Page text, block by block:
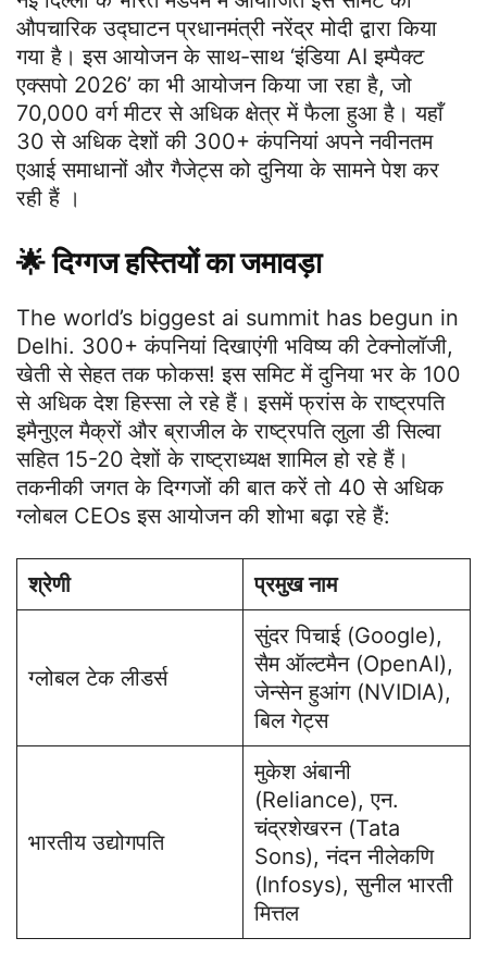
औपचारिक उद्घाटन प्रधानमंत्री नरेंद्र मोदी द्वारा किया
गया है। इस आयोजन के साथ-साथ ‘इंडिया AI इम्पैक्ट
एक्सपो 2026’ का भी आयोजन किया जा रहा है, जो
70,000 वर्ग मीटर से अधिक क्षेत्र में फैला हुआ है। यहाँ
30 से अधिक देशों की 300+ कंपनियां अपने नवीनतम
एआई समाधानों और गैजेट्स को दुनिया के सामने पेश कर
रही हैं ।
🌟 दिग्गज हस्तियों का जमावड़ा
The world’s biggest ai summit has begun in
Delhi. 300+ कंपनियां दिखाएंगी भविष्य की टेक्नोलॉजी,
खेती से सेहत तक फोकस! इस समिट में दुनिया भर के 100
से अधिक देश हिस्सा ले रहे हैं। इसमें फ्रांस के राष्ट्रपति
इमैनुएल मैक्रों और ब्राजील के राष्ट्रपति लुला डी सिल्वा
सहित 15-20 देशों के राष्ट्राध्यक्ष शामिल हो रहे हैं।
तकनीकी जगत के दिग्गजों की बात करें तो 40 से अधिक
ग्लोबल CEOs इस आयोजन की शोभा बढ़ा रहे हैं:
श्रेणी प्रमुख नाम
ग्लोबल टेक लीडर्स
सुंदर पिचाई (Google),
सैम ऑल्टमैन (OpenAI),
जेन्सेन हुआंग (NVIDIA),
बिल गेट्स
भारतीय उद्योगपति
मुकेश अंबानी
(Reliance), एन.
चंद्रशेखरन (Tata
Sons), नंदन नीलेकणि
(Infosys), सुनील भारती
मित्तल